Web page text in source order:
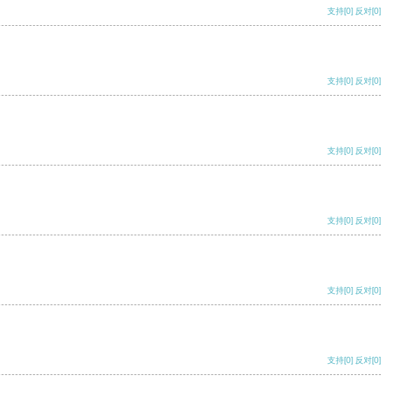
支持[0] 反对[0]
支持[0] 反对[0]
支持[0] 反对[0]
支持[0] 反对[0]
支持[0] 反对[0]
支持[0] 反对[0]